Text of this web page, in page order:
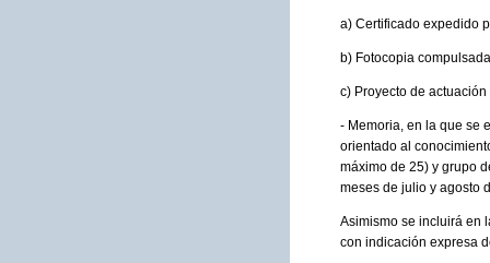
a) Certificado expedido
b) Fotocopia
c) Proyecto de
- Memoria, en la que se
orientado al
máximo de 25) y grupo
meses de julio y agosto
Asimismo se incluirá en
con indicación expresa